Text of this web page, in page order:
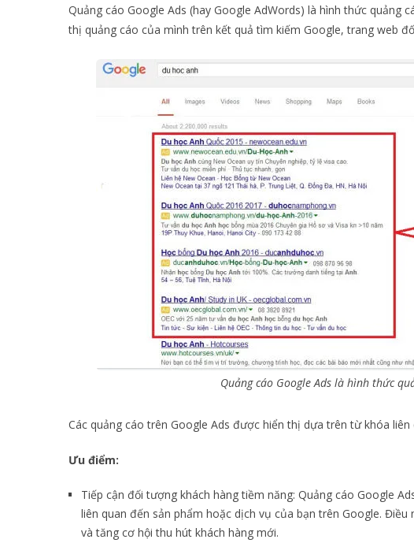
Quảng cáo Google Ads (hay Google AdWords) là hình thức quảng
thị quảng cáo của mình trên kết quả tìm kiếm Google, trang web
Quảng cáo Google Ads là hình thức
Các quảng cáo trên Google Ads được hiển thị dựa trên từ khóa
Ưu điểm:
Tiếp cận đối tượng khách hàng tiềm năng: Quảng cáo Google
liên quan đến sản phẩm hoặc dịch vụ của bạn trên Google.
và tăng cơ hội thu hút khách hàng mới.